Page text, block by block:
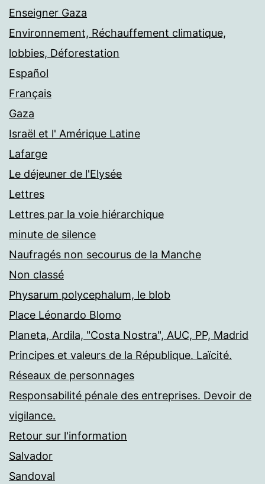
Enseigner Gaza
Environnement, Réchauffement climatique,
lobbies, Déforestation
Español
Français
Gaza
Israël et l' Amérique Latine
Lafarge
Le déjeuner de l'Elysée
Lettres
Lettres par la voie hiérarchique
minute de silence
Naufragés non secourus de la Manche
Non classé
Physarum polycephalum, le blob
Place Léonardo Blomo
Planeta, Ardila, "Costa Nostra", AUC, PP, Madrid
Principes et valeurs de la République. Laïcité.
Réseaux de personnages
Responsabilité pénale des entreprises. Devoir de
vigilance.
Retour sur l'information
Salvador
Sandoval